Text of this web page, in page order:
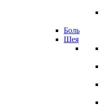
Боль
Шея